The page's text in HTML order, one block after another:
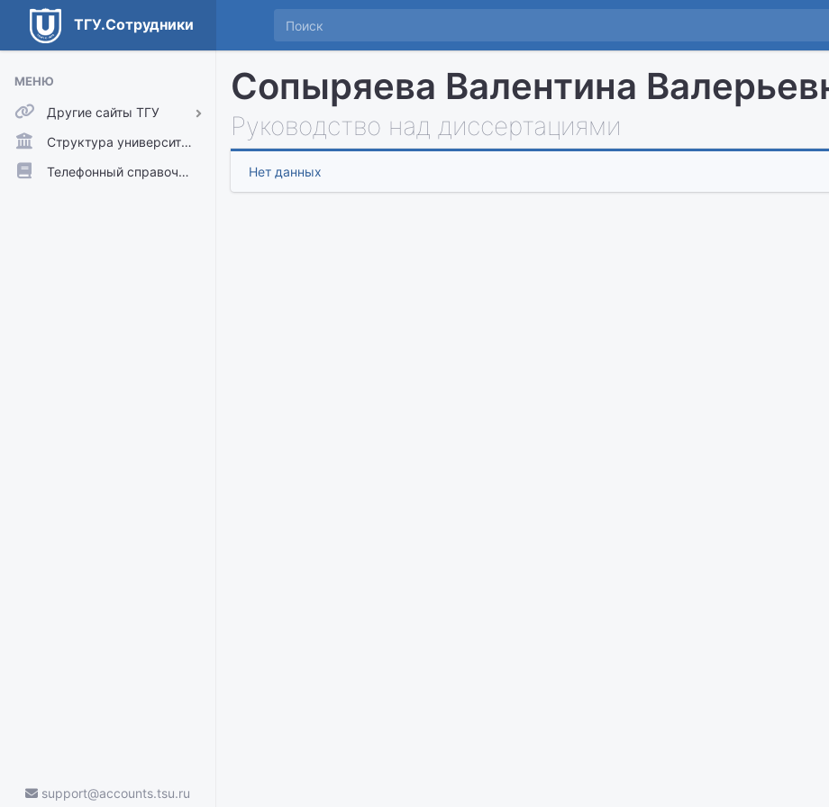
ТГУ.Сотрудники
МЕНЮ
Другие сайты ТГУ
ТГУ.Аккаунты
ТГУ.Расписание
Структура университета
Телефонный справочник
support@accounts.tsu.ru
Сопыряева Валентина
Руководство над диссертациями
Нет данных